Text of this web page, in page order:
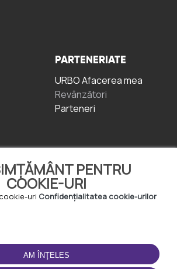
PENTRU
COOKIE-URI
uri Confidențialitatea cookie-urilor
AM ÎNŢELES
PARTENERIATE
URBO Afacerea mea
Revânzători
Parteneri